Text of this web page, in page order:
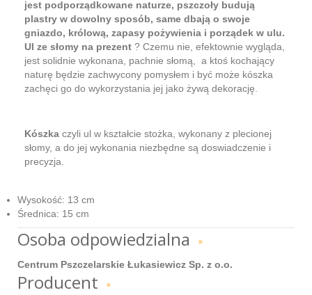
jest podporządkowane naturze, pszczoły budują
plastry w dowolny sposób, same dbają o swoje
gniazdo, królową, zapasy pożywienia i porządek w ulu.
Ul ze słomy na prezent ? Czemu nie, efektownie wygląda,
jest solidnie wykonana, pachnie słomą, a ktoś kochający
naturę będzie zachwycony pomysłem i być może kószka
zachęci go do wykorzystania jej jako żywą dekorację.
Kószka czyli ul w kształcie stożka, wykonany z plecionej
słomy, a do jej wykonania niezbędne są doswiadczenie i
precyzja.
Wysokość: 13 cm
Średnica: 15 cm
Osoba odpowiedzialna »
Centrum Pszczelarskie Łukasiewicz Sp. z o.o.
Producent »